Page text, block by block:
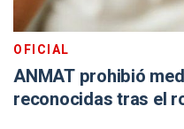
OFICIAL
ANMAT prohibió
reconocidas tras el